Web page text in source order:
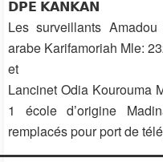
𝗗𝗣𝗘 𝗞𝗔𝗡𝗞𝗔𝗡
Les surveillants
arabe Karifamoriah Mle:
et
Lancinet Odia Kourouma
1 école d’origine
remplacés pour port de